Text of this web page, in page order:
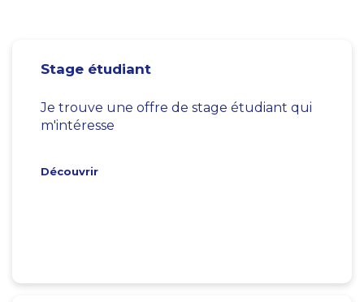
Stage étudiant
Je trouve une offre de stage étudiant qui
m'intéresse
Découvrir